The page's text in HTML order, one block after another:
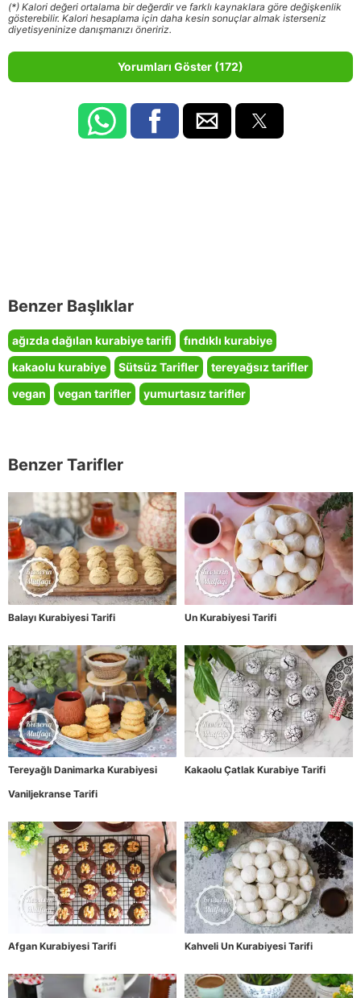
(*) Kalori değeri ortalama bir değerdir ve farklı kaynaklara göre değişkenlik
gösterebilir. Kalori hesaplama için daha kesin sonuçlar almak isterseniz
diyetisyeninize danışmanızı öneririz.
Yorumları Göster (172)
Benzer Başlıklar
ağızda dağılan kurabiye tarifi
fındıklı kurabiye
kakaolu kurabiye
Sütsüz Tarifler
tereyağsız tarifler
vegan
vegan tarifler yumurtasız tarifler
Benzer Tarifler
Balayı Kurabiyesi Tarifi Un Kurabiyesi Tarifi
Tereyağlı Danimarka Kurabiyesi
Vaniljekranse Tarifi
Kakaolu Çatlak Kurabiye Tarifi
Afgan Kurabiyesi Tarifi Kahveli Un Kurabiyesi Tarifi